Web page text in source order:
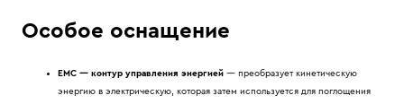
Особое оснащение
EMC — контур управления энергией — преобразует кинетическую
энергию в электрическую, которая затем используется для поглощения